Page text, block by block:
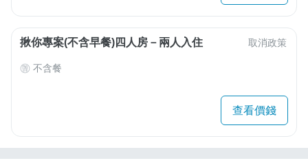
揪你專案(不含早餐)四人房－兩人入住 取消政策
不含餐
查看價錢